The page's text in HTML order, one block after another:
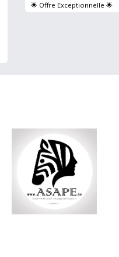
🌟 Offre Exceptionnelle 🌟